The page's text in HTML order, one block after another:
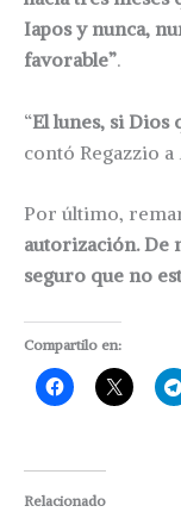
Iapos y nunca,
favorable”.
“El lunes, si
contó Regazzio a
Por último,
autorización. De
seguro que no
Compartilo en:
Relacionado